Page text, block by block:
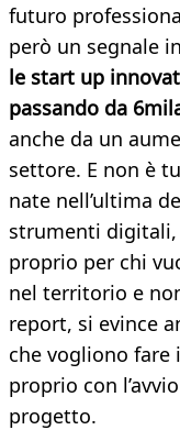
futuro
però un segnale
le start up
passando da
anche da un
settore. E non è
nate nell’ultima
strumenti
proprio per chi
nel territorio e
report, si evince
che vogliono
proprio con
progetto.